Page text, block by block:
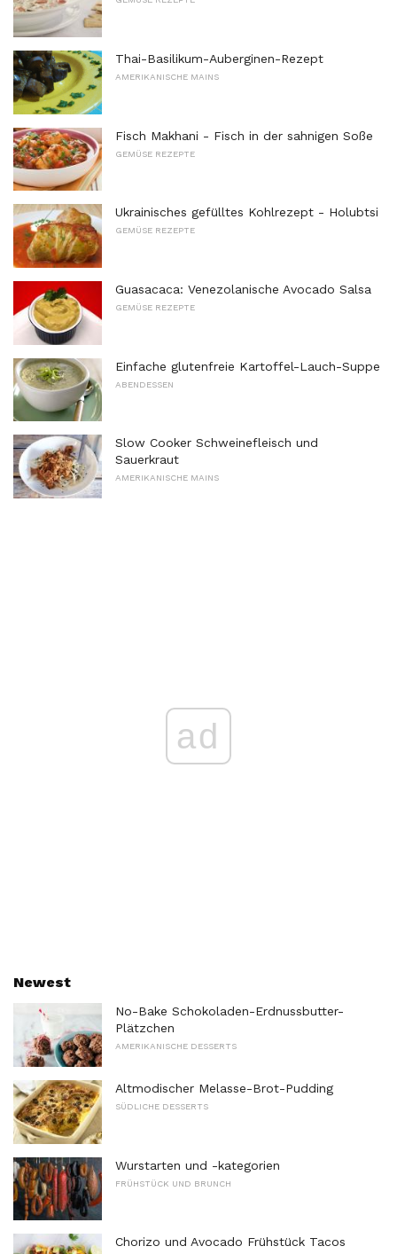
Thai-Basilikum-Auberginen-Rezept
AMERIKANISCHE MAINS
Fisch Makhani - Fisch in der sahnigen Soße
GEMÜSE REZEPTE
Ukrainisches gefülltes Kohlrezept - Holubtsi
GEMÜSE REZEPTE
Guasacaca: Venezolanische Avocado Salsa
GEMÜSE REZEPTE
Einfache glutenfreie Kartoffel-Lauch-Suppe
ABENDESSEN
Slow Cooker Schweinefleisch und
Sauerkraut
AMERIKANISCHE MAINS
ad
Newest
No-Bake Schokoladen-Erdnussbutter-
Plätzchen
AMERIKANISCHE DESSERTS
Altmodischer Melasse-Brot-Pudding
SÜDLICHE DESSERTS
Wurstarten und -kategorien
FRÜHSTÜCK UND BRUNCH
Chorizo ​​und Avocado Frühstück Tacos